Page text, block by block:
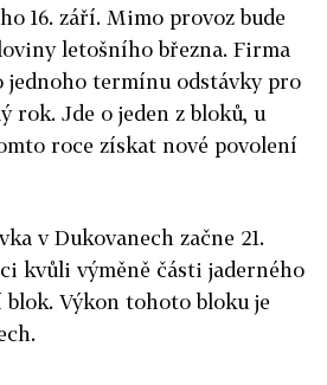
16. září. Mimo provoz bude
letošního března. Firma
jednoho termínu odstávky pro
rok. Jde o jeden z bloků, u
roce získat nové povolení
v Dukovanech začne 21.
kvůli výměně části jaderného
Výkon tohoto bloku je